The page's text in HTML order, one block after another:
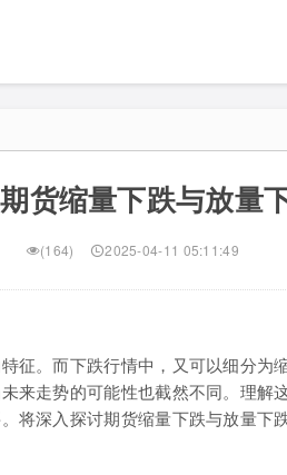
货缩量下跌与放量
(164) 2025-04-11 05:11:49
征。而下跌行情中，又可以细分为
来走势的可能性也截然不同。理解
将深入探讨期货缩量下跌与放量下